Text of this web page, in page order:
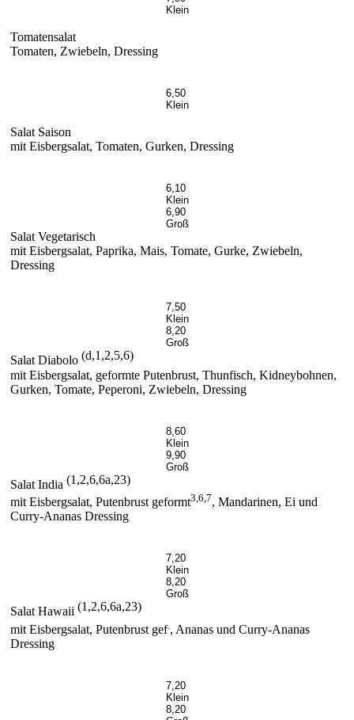
Klein
Tomatensalat
Tomaten, Zwiebeln, Dressing
6,50
Klein
Salat Saison
mit Eisbergsalat, Tomaten, Gurken, Dressing
6,10
Klein
6,90
Groß
Salat Vegetarisch
mit Eisbergsalat, Paprika, Mais, Tomate, Gurke, Zwiebeln,
Dressing
7,50
Klein
8,20
Groß
Salat Diabolo (d,1,2,5,6)
mit Eisbergsalat, geformte Putenbrust, Thunfisch, Kidneybohnen,
Gurken, Tomate, Peperoni, Zwiebeln, Dressing
8,60
Klein
9,90
Groß
Salat India (1,2,6,6a,23)
mit Eisbergsalat, Putenbrust geformt3,6,7, Mandarinen, Ei und
Curry-Ananas Dressing
7,20
Klein
8,20
Groß
Salat Hawaii (1,2,6,6a,23)
mit Eisbergsalat, Putenbrust gef. , Ananas und Curry-Ananas
Dressing
7,20
Klein
8,20